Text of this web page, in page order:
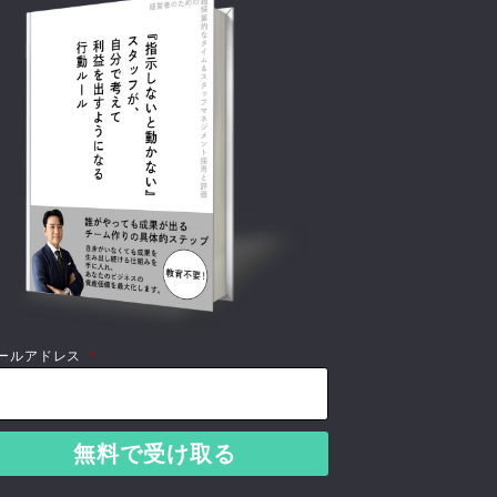
ルアドレス *